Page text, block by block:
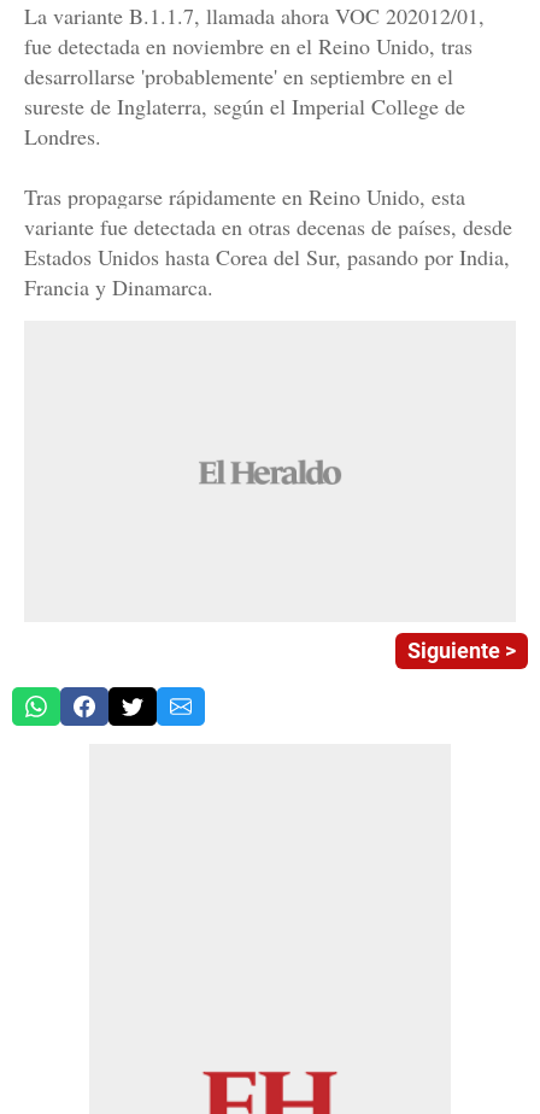
La variante B.1.1.7, llamada ahora VOC 202012/01,
fue detectada en noviembre en el Reino Unido, tras
desarrollarse 'probablemente' en septiembre en el
sureste de Inglaterra, según el Imperial College de
Londres.
Tras propagarse rápidamente en Reino Unido, esta
variante fue detectada en otras decenas de países, desde
Estados Unidos hasta Corea del Sur, pasando por India,
Francia y Dinamarca.
Siguiente >